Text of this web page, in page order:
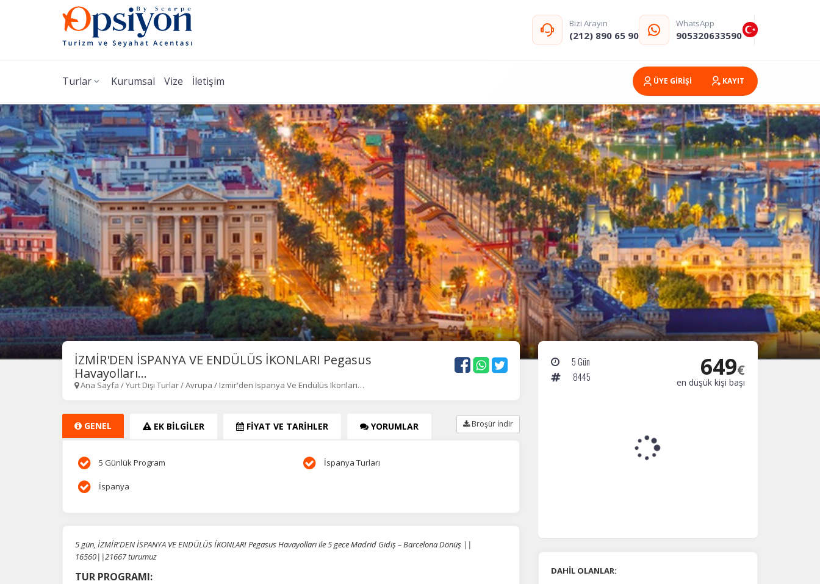
Bizi Arayın
(212) 890 65 90
WhatsApp
905320633590
Turlar Kurumsal Vize İletişim ÜYE GİRİŞİ KAYIT
İZMİR'DEN İSPANYA VE ENDÜLÜS İKONLARI Pegasus
Havayolları...
Ana Sayfa /Yurt Dışı Turlar/Avrupa / Izmir'den Ispanya Ve Endülüs Ikonları…
GENEL EK BİLGİLER FİYAT VE TARİHLER YORUMLAR Broşür İndir
5 Günlük Program İspanya Turları
İspanya
5 gün, İZMİR'DEN İSPANYA VE ENDÜLÜS İKONLARI Pegasus Havayolları ile 5 gece Madrid Gidiş – Barcelona Dönüş ||
16560||21667 turumuz
TUR PROGRAMI:
5 Gün
8445
649€
en düşük kişi başı
DAHİL OLANLAR: